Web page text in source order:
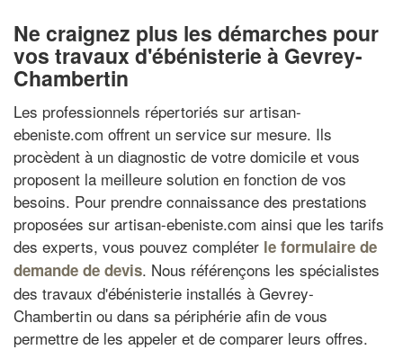
Ne craignez plus les démarches pour
vos travaux d'ébénisterie à Gevrey-
Chambertin
Les professionnels répertoriés sur artisan-
ebeniste.com offrent un service sur mesure. Ils
procèdent à un diagnostic de votre domicile et vous
proposent la meilleure solution en fonction de vos
besoins. Pour prendre connaissance des prestations
proposées sur artisan-ebeniste.com ainsi que les tarifs
des experts, vous pouvez compléter le formulaire de
demande de devis. Nous référençons les spécialistes
des travaux d'ébénisterie installés à Gevrey-
Chambertin ou dans sa périphérie afin de vous
permettre de les appeler et de comparer leurs offres.